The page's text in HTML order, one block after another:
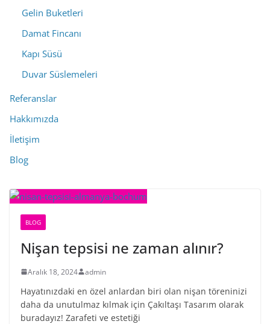
Gelin Buketleri
Damat Fincanı
Kapı Süsü
Duvar Süslemeleri
Referanslar
Hakkımızda
İletişim
Blog
BLOG
Nişan tepsisi ne zaman alınır?
Aralık 18, 2024 admin
Hayatınızdaki en özel anlardan biri olan nişan töreninizi
daha da unutulmaz kılmak için Çakıltaşı Tasarım olarak
buradayız! Zarafeti ve estetiği